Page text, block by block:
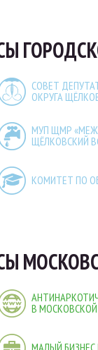
СОВЕТ
ОКРУГА
МУП ЩМР
ЩЁЛКОВСКИЙ
КОМИТЕТ ПО
В
МАЛЫЙ